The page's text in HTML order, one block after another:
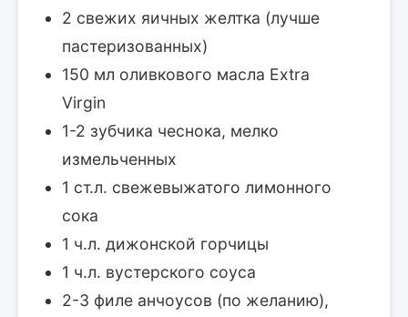
2 свежих яичных желтка (лучше
пастеризованных)
150 мл оливкового масла Extra
Virgin
1-2 зубчика чеснока, мелко
измельченных
1 ст.л. свежевыжатого лимонного
сока
1 ч.л. дижонской горчицы
1 ч.л. вустерского соуса
2-3 филе анчоусов (по желанию),